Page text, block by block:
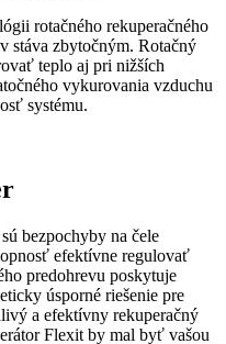
rotačného rekuperačného
stáva zbytočným. Rotačný
teplo aj pri nižších
vykurovania vzduchu
systému.
bezpochyby na čele
efektívne regulovať
predohrevu poskytuje
úsporné riešenie pre
a efektívny rekuperačný
Flexit by mal byť vašou